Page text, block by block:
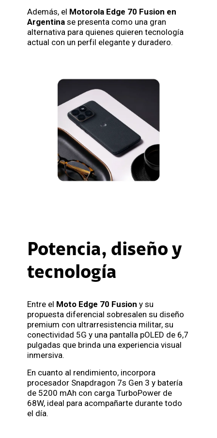
Además, el Motorola Edge 70 Fusion en
Argentina se presenta como una gran
alternativa para quienes quieren tecnología
actual con un perfil elegante y duradero.
Potencia, diseño y
tecnología
Entre el Moto Edge 70 Fusion y su
propuesta diferencial sobresalen su diseño
premium con ultrarresistencia militar, su
conectividad 5G y una pantalla pOLED de 6,7
pulgadas que brinda una experiencia visual
inmersiva.
En cuanto al rendimiento, incorpora
procesador Snapdragon 7s Gen 3 y batería
de 5200 mAh con carga TurboPower de
68W, ideal para acompañarte durante todo
el día.